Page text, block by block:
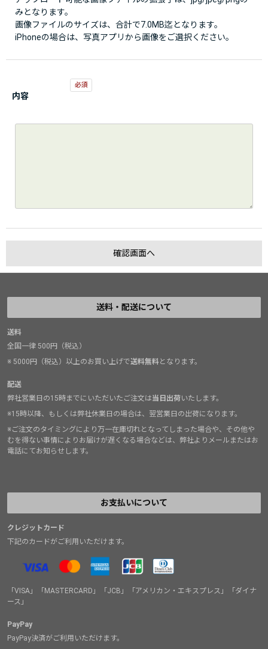
みとなります。
画像ファイルのサイズは、合計で7.0MB迄となります。
iPhoneの場合は、写真アプリから画像をご選択ください。
内容
送料・配送について
送料
全国一律 500円（税込）
※ 5000円（税込）以上のお買い上げで送料無料となります。
配送
弊社営業日の15時までにいただいたご注文は当日出荷いたします。
※15時以降、もしくは弊社休業日の場合は、翌営業日の出荷になります。
※ご注文のタイミングにより万一在庫切れとなってしまった場合や、その他や
むを得ない事情によりお届けが遅くなる場合などは、弊社よりメールまたはお
電話にてお知らせします。
お支払いについて
クレジットカード
下記のカードがご利用いただけます。
「VISA」「MASTERCARD」「JCB」「アメリカン・エキスプレス」「ダイナ
ース」
PayPay
PayPay決済がご利用いただけます。